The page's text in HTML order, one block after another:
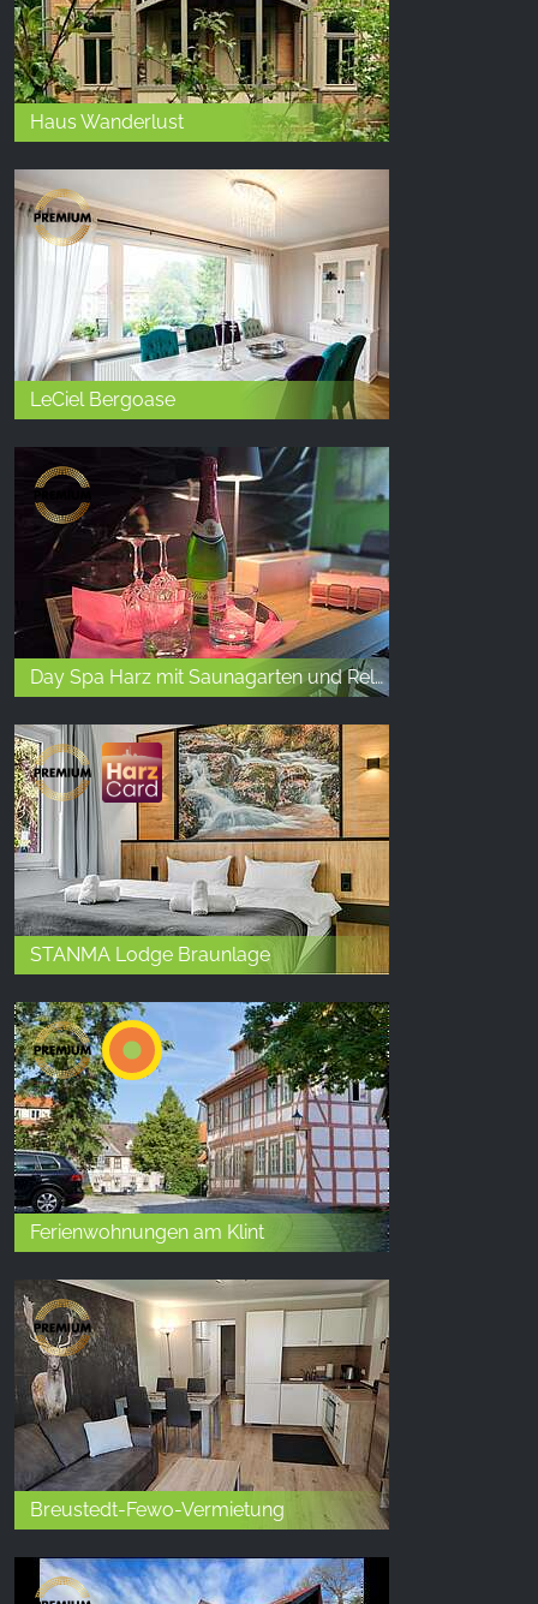
Haus Wanderlust
LeCiel Bergoase
Day Spa Harz mit Saunagarten und Relaxbereich in Allstedt
STANMA Lodge Braunlage
Ferienwohnungen am Klint
Breustedt-Fewo-Vermietung